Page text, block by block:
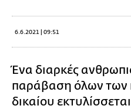
6.6.2021 | 09:51
Ένα διαρκές
παράβαση όλων των
δικαίου